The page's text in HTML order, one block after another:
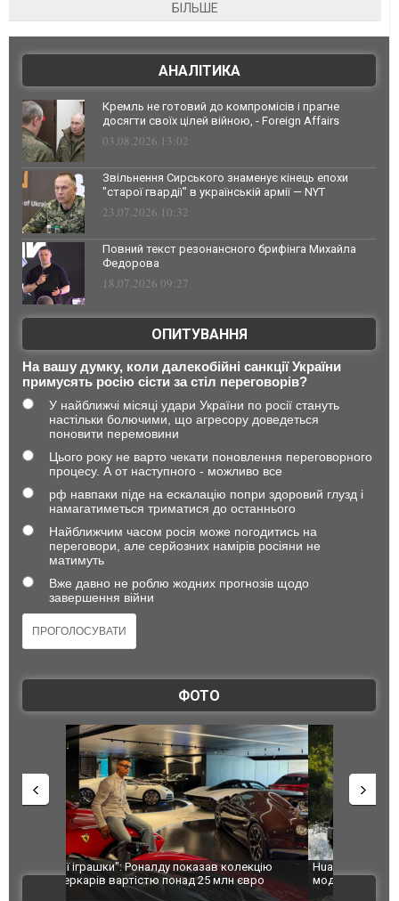
БІЛЬШЕ
АНАЛІТИКА
Кремль не готовий до компромісів і прагне
досягти своїх цілей війною, - Foreign Affairs
03.08.2026 13:02
Звільнення Сирського знаменує кінець епохи
"старої гвардії" в українській армії — NYT
23.07.2026 10:32
Повний текст резонансного брифінга Михайла
Федорова
18.07.2026 09:27
ОПИТУВАННЯ
На вашу думку, коли далекобійні санкції України
примусять росію сісти за стіл переговорів?
У найближчі місяці удари України по росії стануть
настільки болючими, що агресору доведеться
поновити перемовини
Цього року не варто чекати поновлення переговорного
процесу. А от наступного - можливо все
рф навпаки піде на ескалацію попри здоровий глузд і
намагатиметься триматися до останнього
Найближчим часом росія може погодитись на
переговори, але серйозних намірів росіяни не
матимуть
Вже давно не роблю жодних прогнозів щодо
завершення війни
ФОТО
Huawei виходить на ринок позашляховиків з
моделлю Stelato G9. ФОТО
Росія
ВІДЕО